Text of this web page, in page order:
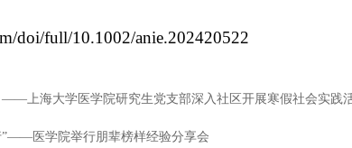
doi/full/10.1002/anie.202420522
——上海大学医学院研究生党支部深入社区开展寒假社会实践
”——医学院举行朋辈榜样经验分享会